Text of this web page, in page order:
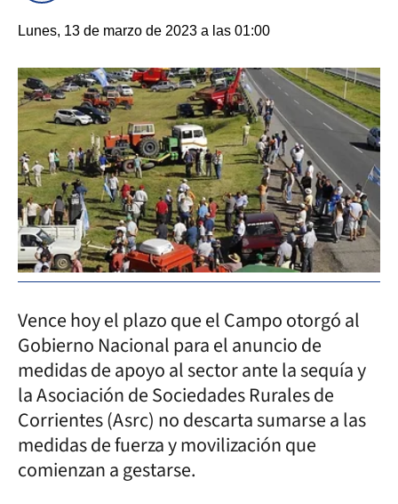
Lunes, 13 de marzo de 2023 a las 01:00
Vence hoy el plazo que el Campo otorgó al
Gobierno Nacional para el anuncio de
medidas de apoyo al sector ante la sequía y
la Asociación de Sociedades Rurales de
Corrientes (Asrc) no descarta sumarse a las
medidas de fuerza y movilización que
comienzan a gestarse.